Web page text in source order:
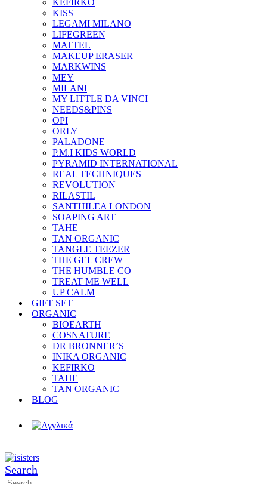
KEFIRKO
KISS
LEGAMI MILANO
LIFEGREEN
MATTEL
MAKEUP ERASER
MARKWINS
MEY
MILANI
MY LITTLE DA VINCI
NEEDS&PINS
OPI
ORLY
PALADONE
P.M.I KIDS WORLD
PYRAMID INTERNATIONAL
REAL TECHNIQUES
REVOLUTION
RILASTIL
SANTHILEA LONDON
SOAPING ART
TAHE
TAN ORGANIC
TANGLE TEEZER
THE GEL CREW
THE HUMBLE CO
TREAT ME WELL
UP CALM
GIFT SET
ORGANIC
BIOEARTH
COSNATURE
DR BRONNER’S
INIKA ORGANIC
KEFIRKO
TAHE
TAN ORGANIC
BLOG
Search